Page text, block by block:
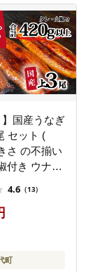
】国産うなぎ
セット (
さ の不揃い
付き ウナギ
ぶし 人気
町 ふるさと
4.6 （13）
町